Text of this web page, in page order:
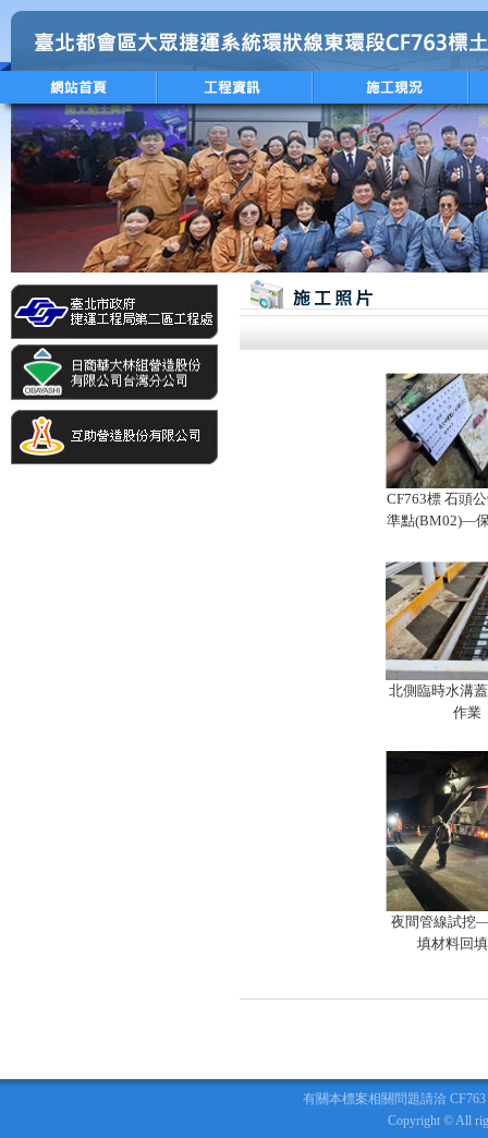
CF763標 石頭
準點(BM02)—
北側臨時水溝
作業
夜間管線試挖
填材料回
有關本標案相關問題請洽
Copyright © All